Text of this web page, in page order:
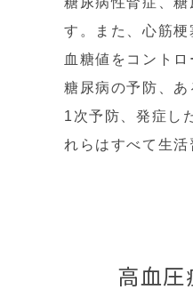
す。また、心筋
血糖値をコントロ
糖尿病の予防、
1次予防、発症し
れらはすべて生活
高血圧